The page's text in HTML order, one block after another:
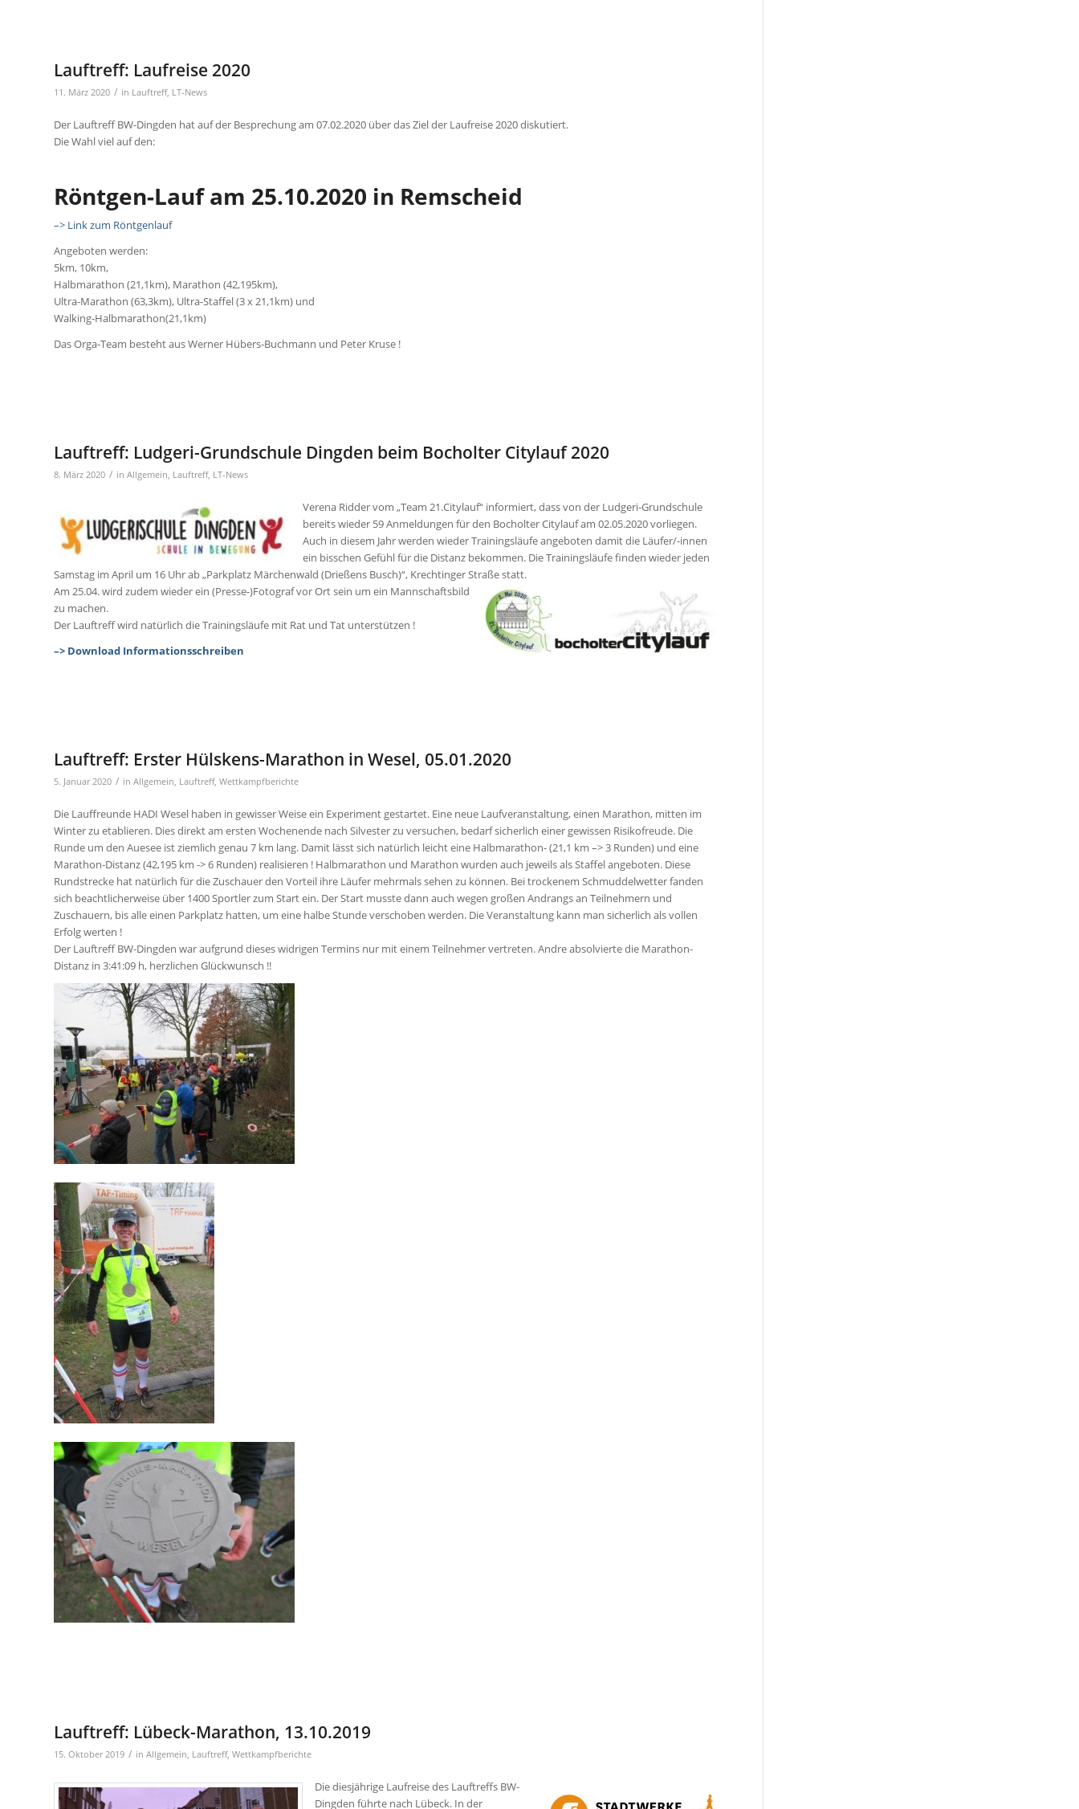
Lauftreff: Laufreise 2020
11. März 2020 / in Lauftreff, LT-News
Der Lauftreff BW-Dingden hat auf der Besprechung am 07.02.2020 über das Ziel der Laufreise 2020 diskutiert.
Die Wahl viel auf den:
Röntgen-Lauf am 25.10.2020 in Remscheid
–> Link zum Röntgenlauf
Angeboten werden:
5km, 10km,
Halbmarathon (21,1km), Marathon (42,195km),
Ultra-Marathon (63,3km), Ultra-Staffel (3 x 21,1km) und
Walking-Halbmarathon(21,1km)
Das Orga-Team besteht aus Werner Hübers-Buchmann und Peter Kruse !
Lauftreff: Ludgeri-Grundschule Dingden beim Bocholter Citylauf 2020
8. März 2020 / in Allgemein, Lauftreff, LT-News
Verena Ridder vom „Team 21.Citylauf“ informiert, dass von der Ludgeri-Grundschule
bereits wieder 59 Anmeldungen für den Bocholter Citylauf am 02.05.2020 vorliegen.
Auch in diesem Jahr werden wieder Trainingsläufe angeboten damit die Läufer/-innen
ein bisschen Gefühl für die Distanz bekommen. Die Trainingsläufe finden wieder jeden
Samstag im April um 16 Uhr ab „Parkplatz Märchenwald (Drießens Busch)“, Krechtinger Straßestatt.
Am 25.04. wird zudem wieder ein (Presse-)Fotograf vor Ort sein um ein Mannschaftsbild
zu machen.
Der Lauftreff wird natürlich die Trainingsläufe mit Rat und Tat unterstützen !
–> Download Informationsschreiben
Lauftreff: Erster Hülskens-Marathon in Wesel, 05.01.2020
5. Januar 2020 / in Allgemein, Lauftreff, Wettkampfberichte
Die Lauffreunde HADI Wesel haben in gewisser Weise ein Experiment gestartet. Eine neue Laufveranstaltung, einen Marathon, mitten im
Winter zu etablieren. Dies direkt am ersten Wochenende nach Silvester zu versuchen, bedarf sicherlich einer gewissen Risikofreude. Die
Runde um den Auesee ist ziemlich genau 7 km lang. Damit lässt sich natürlich leicht eine Halbmarathon- (21,1 km –> 3 Runden) und eine
Marathon-Distanz (42,195 km -> 6 Runden) realisieren ! Halbmarathon und Marathon wurden auch jeweils als Staffel angeboten. Diese
Rundstrecke hat natürlich für die Zuschauer den Vorteil ihre Läufer mehrmals sehen zu können. Bei trockenem Schmuddelwetter fanden
sich beachtlicherweise über 1400 Sportler zum Start ein. Der Start musste dann auch wegen großen Andrangs an Teilnehmern und
Zuschauern, bis alle einen Parkplatz hatten, um eine halbe Stunde verschoben werden. Die Veranstaltung kann man sicherlich als vollen
Erfolg werten !
Der Lauftreff BW-Dingden war aufgrund dieses widrigen Termins nur mit einem Teilnehmer vertreten. Andre absolvierte die Marathon-
Distanz in 3:41:09 h, herzlichen Glückwunsch !!
Lauftreff: Lübeck-Marathon, 13.10.2019
15. Oktober 2019 / in Allgemein, Lauftreff, Wettkampfberichte
Die diesjährige Laufreise des Lauftreffs BW-
Dingden führte nach Lübeck. In der